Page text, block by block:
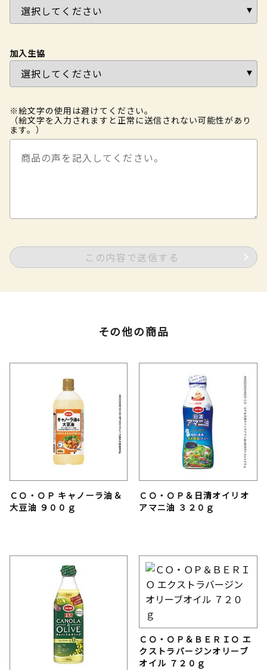
加入生協
※絵文字の使用は避けてください。
（絵文字を入力されますと正常に送信されない可能性があり
ます。）
この内容で送信する
その他の商品
ＣＯ・ＯＰ キャノーラ油＆
大豆油 ９００ｇ
ＣＯ・ＯＰ＆日清オイリオ
アマニ油 ３２０ｇ
ＣＯ・ＯＰ＆ＢＥＲＩＯ エ
クストラバージンオリーブ
オイル ７２０ｇ